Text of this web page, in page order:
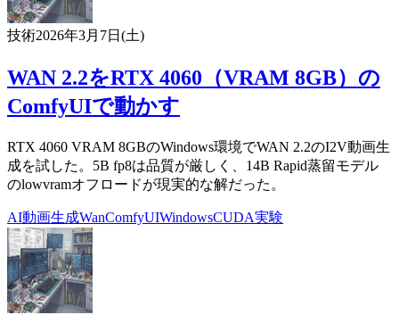
技術2026年3月7日(土)
WAN 2.2をRTX 4060（VRAM 8GB）の
ComfyUIで動かす
RTX 4060 VRAM 8GBのWindows環境でWAN 2.2のI2V動画生
成を試した。5B fp8は品質が厳しく、14B Rapid蒸留モデル
のlowvramオフロードが現実的な解だった。
AI動画生成WanComfyUIWindowsCUDA実験